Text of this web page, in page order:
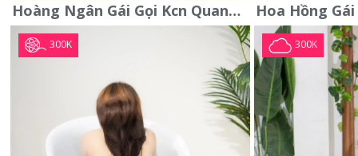
Hoàng Ngân Gái Gọi Kcn Quang Minh - Mê Linh . Hàng Vip Lần Đầu
300K 300K